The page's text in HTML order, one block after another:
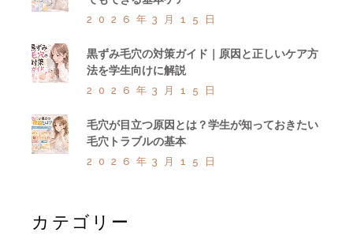
2026年3月15日
黒ずみ毛穴の対策ガイド｜原因と正しいケア方
法を学生向けに解説
2026年3月15日
毛穴が目立つ原因とは？学生が知っておきたい
毛穴トラブルの基本
2026年3月15日
カテゴリー